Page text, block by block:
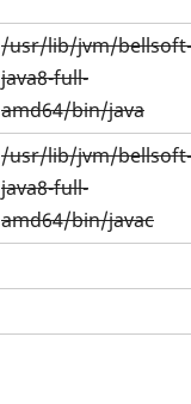
/usr/lib/jvm/bellsoft-
java8-full-
amd64/bin/java
/usr/lib/jvm/bellsoft-
java8-full-
amd64/bin/javac